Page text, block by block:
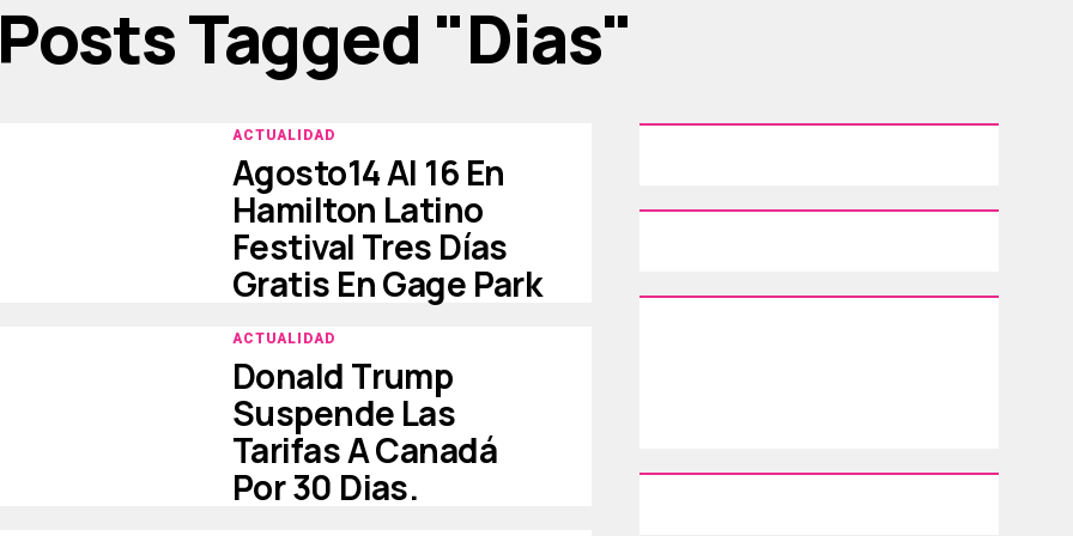
Tagged "dias"
ACTUALIDAD
Agosto14 Al 16 En
Hamilton Latino
Festival Tres Días
Gratis En Gage Park
ACTUALIDAD
Donald Trump
Suspende Las
Tarifas A Canadá
Por 30 Dias.